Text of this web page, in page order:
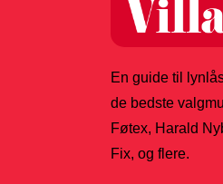
En guide til
de bedste
Føtex, Harald
Fix, og flere.